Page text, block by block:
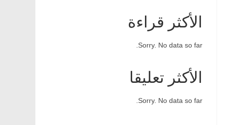
الأكثر قراءة
Sorry. No data so far.
الأكثر تعليقا
Sorry. No data so far.